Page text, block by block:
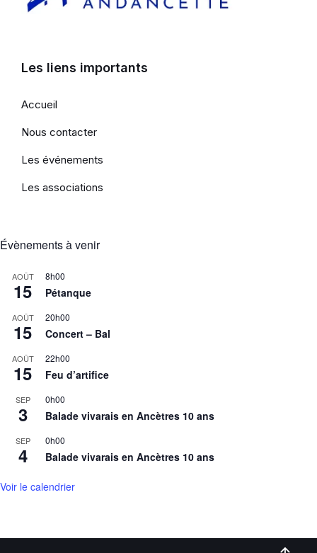
Les liens importants
Accueil
Nous contacter
Les événements
Les associations
Évènements à venir
AOÛT
15
8h00
Pétanque
AOÛT
15
20h00
Concert – Bal
AOÛT
15
22h00
Feu d’artifice
SEP
3
0h00
Balade vivarais en Ancètres 10 ans
SEP
4
0h00
Balade vivarais en Ancètres 10 ans
Voir le calendrier